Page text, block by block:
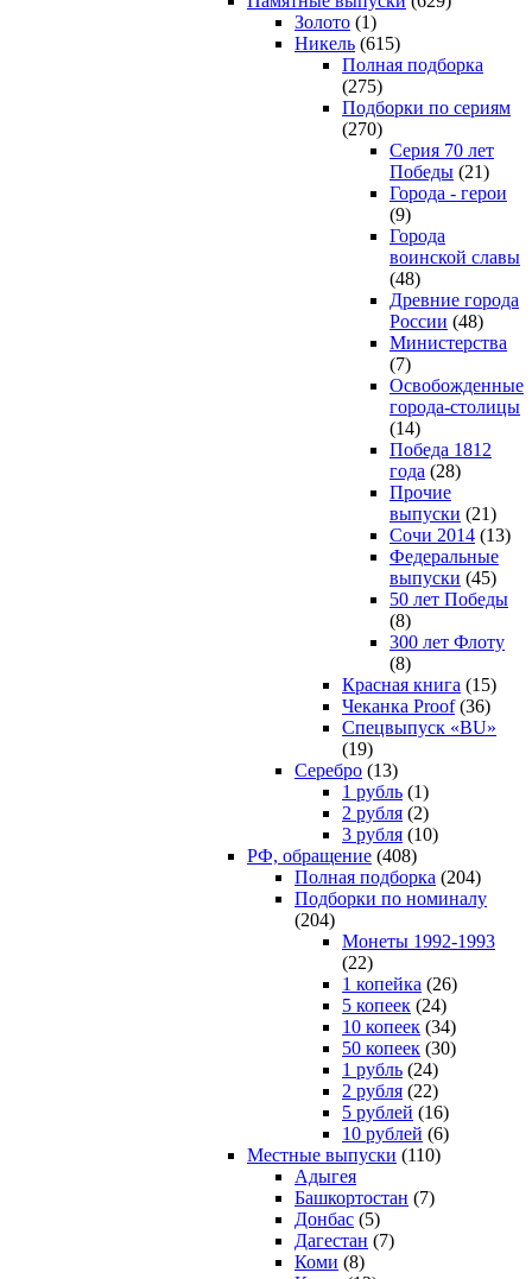
Золото (1)
Никель (615)
Полная подборка
(275)
Подборки по сериям
(270)
Серия 70 лет
Победы (21)
Города - герои
(9)
Города
воинской славы
(48)
Древние города
России (48)
Министерства
(7)
Освобожденные
города-столицы
(14)
Победа 1812
года (28)
Прочие
выпуски (21)
Сочи 2014 (13)
Федеральные
выпуски (45)
50 лет Победы
(8)
300 лет Флоту
(8)
Красная книга (15)
Чеканка Proof(36)
Спецвыпуск «BU»
(19)
Серебро (13)
1 рубль (1)
2 рубля (2)
3 рубля (10)
РФ, обращение (408)
Полная подборка (204)
Подборки по номиналу
(204)
Монеты 1992-1993
(22)
1 копейка (26)
5 копеек (24)
10 копеек (34)
50 копеек (30)
1 рубль (24)
2 рубля (22)
5 рублей (16)
10 рублей (6)
Местные выпуски (110)
Адыгея
Башкортостан (7)
Донбас (5)
Дагестан (7)
Коми (8)